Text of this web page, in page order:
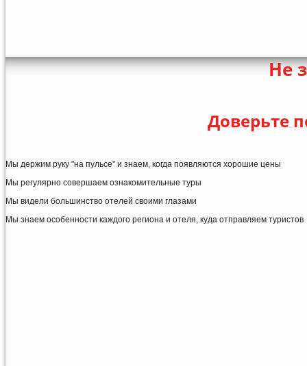
Не
Доверьте
Мы держим руку "на пульсе" и знаем, когда появляются хорошие цены
Мы регулярно совершаем ознакомительные туры
Мы видели большинство отелей своими глазами
Мы знаем особенности каждого региона и отеля, куда отправляем туристов